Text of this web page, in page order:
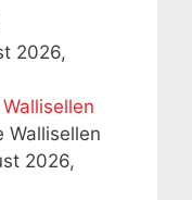
2026,
Wallisellen
2026,